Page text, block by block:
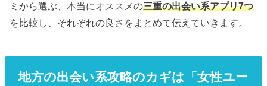
ミから選ぶ、本当にオススメの三重の出会い系アプリ7つ
を比較し、それぞれの良さをまとめて伝えていきます。
地方の出会い系攻略のカギは「女性ユー